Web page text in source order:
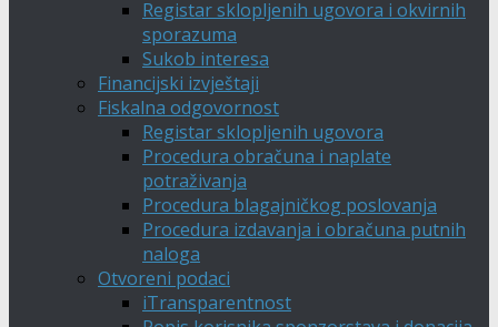
Registar sklopljenih ugovora i okvirnih
sporazuma
Sukob interesa
Financijski izvještaji
Fiskalna odgovornost
Registar sklopljenih ugovora
Procedura obračuna i naplate
potraživanja
Procedura blagajničkog poslovanja
Procedura izdavanja i obračuna putnih
naloga
Otvoreni podaci
iTransparentnost